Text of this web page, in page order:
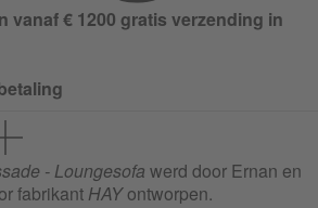
vanaf € 1200 gratis verzending in
- Loungesofa werd door Ernan en
fabrikant HAYontworpen.